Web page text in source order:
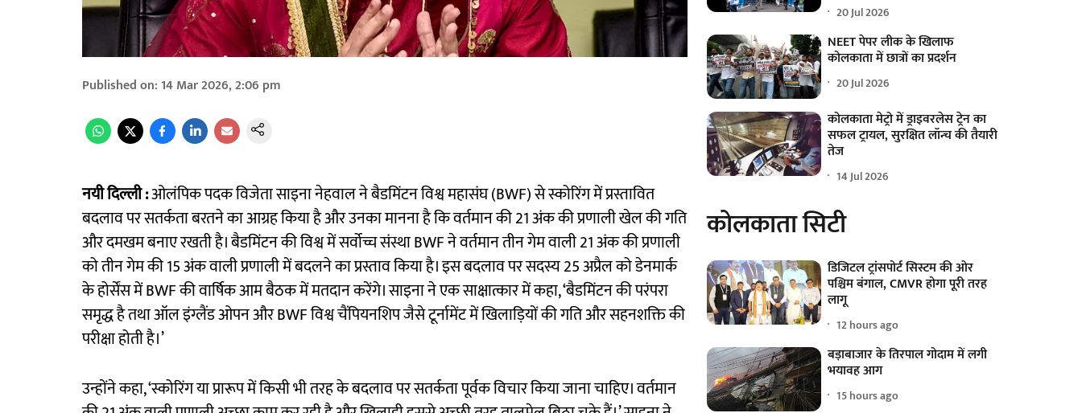
Published on: 14 Mar 2026, 2:06 pm
नयी दिल्ली :ओलंपिक पदक विजेता साइना नेहवाल ने बैडमिंटन विश्व महासंघ (BWF) से स्कोरिंग में प्रस्तावित
बदलाव पर सतर्कता बरतने का आग्रह किया है और उनका मानना है कि वर्तमान की 21 अंक की प्रणाली खेल की गति
और दमखम बनाए रखती है। बैडमिंटन की विश्व में सर्वोच्च संस्था BWF ने वर्तमान तीन गेम वाली 21 अंक की प्रणाली
को तीन गेम की 15 अंक वाली प्रणाली में बदलने का प्रस्ताव किया है। इस बदलाव पर सदस्य 25 अप्रैल को डेनमार्क
के होर्सेंस में BWF की वार्षिक आम बैठक में मतदान करेंगे। साइना ने एक साक्षात्कार में कहा, ‘बैडमिंटन की परंपरा
समृद्ध है तथा ऑल इंग्लैंड ओपन और BWF विश्व चैंपियनशिप जैसे टूर्नामेंट में खिलाड़ियों की गति और सहनशक्ति की
परीक्षा होती है।’
उन्होंने कहा, ‘स्कोरिंग या प्रारूप में किसी भी तरह के बदलाव पर सतर्कता पूर्वक विचार किया जाना चाहिए। वर्तमान
20 Jul 2026
NEET पेपर लीक के खिलाफ
कोलकाता में छात्रों का प्रदर्शन
20 Jul 2026
कोलकाता मेट्रो में ड्राइवरलेस ट्रेन का
सफल ट्रायल, सुरक्षित लॉन्च की तैयारी
तेज
14 Jul 2026
कोलकाता सिटी
डिजिटल ट्रांसपोर्ट सिस्टम की ओर
पश्चिम बंगाल, CMVR होगा पूरी तरह
लागू
12 hours ago
बड़ाबाजार के तिरपाल गोदाम में लगी
भयावह आग
15 hours ago